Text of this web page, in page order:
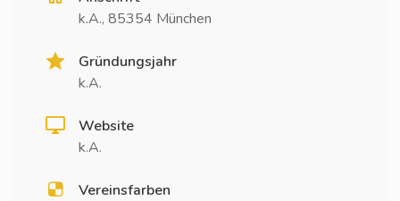
k.A., 85354 München
Gründungsjahr
k.A.
Website
k.A.
Vereinsfarben